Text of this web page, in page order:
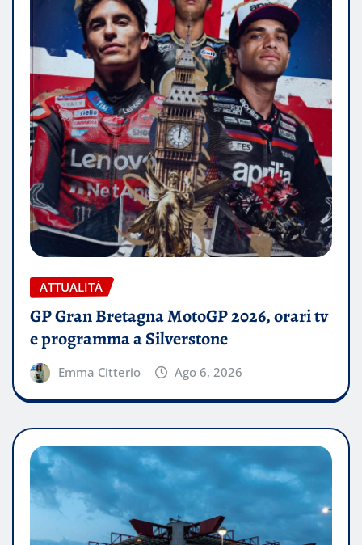
ATTUALITÀ
GP Gran Bretagna MotoGP 2026, orari tv
e programma a Silverstone
Emma Citterio Ago 6, 2026